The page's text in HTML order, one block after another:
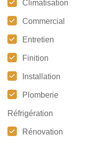
Climatisation
Commercial
Entretien
Finition
Installation
Plomberie
Réfrigération
Rénovation